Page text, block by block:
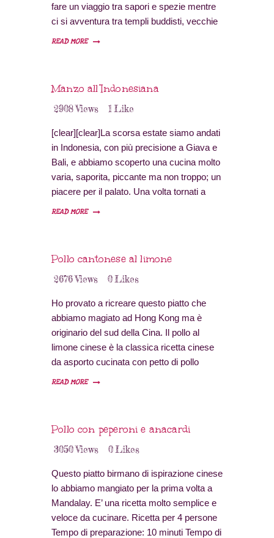
fare un viaggio tra sapori e spezie mentre
ci si avventura tra templi buddisti, vecchie
capitali, minoranze etniche.
READ MORE
Manzo all’Indonesiana
2908Views 1 Like
[clear][clear]La scorsa estate siamo andati
in Indonesia, con più precisione a Giava e
Bali, e abbiamo scoperto una cucina molto
varia, saporita, piccante ma non troppo; un
piacere per il palato. Una volta tornati a
casa abbiamo iniziato a ricreare i piatti che
sign”]Ricetta per…
READ MORE
Pollo cantonese al limone
2676Views 0Likes
Ho provato a ricreare questo piatto che
abbiamo magiato ad Hong Kong ma è
originario del sud della Cina. Il pollo al
limone cinese è la classica ricetta cinese
da asporto cucinata con petto di pollo
ricoperto in salsa di limone. Ricetta per 4
READ MORE
Pollo con peperoni e anacardi
3050Views 0Likes
Questo piatto birmano di ispirazione cinese
lo abbiamo mangiato per la prima volta a
Mandalay. E’ una ricetta molto semplice e
veloce da cucinare. Ricetta per 4 persone
Tempo di preparazione: 10 minuti Tempo di